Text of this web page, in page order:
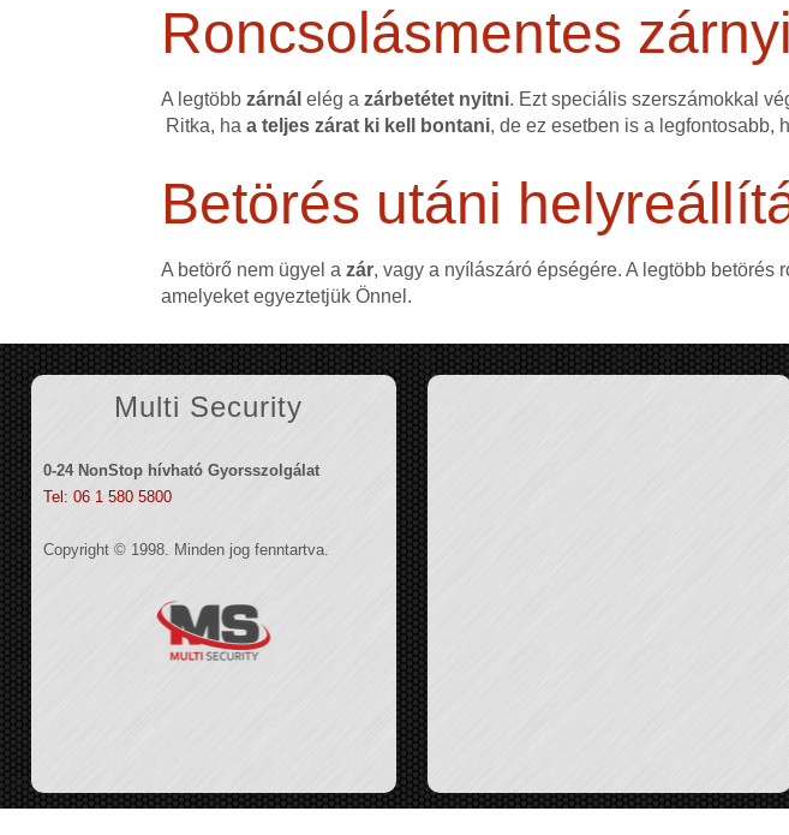
Roncsolásmentes
A legtöbbzárnál elég azárbetétet nyitni. Ezt speciális szerszámokkal
Ritka, haa teljes zárat ki kell bontani, de ez esetben is a legfontosabb,
Betörés utáni
A betörő nem ügyel azár, vagy a nyílászáró épségére. A legtöbb
amelyeket egyeztetjük Önnel.
Multi Security
0-24 NonStop hívható Gyorsszolgálat
Tel: 06 1 580 5800
Copyright © 1998. Minden jog fenntartva.